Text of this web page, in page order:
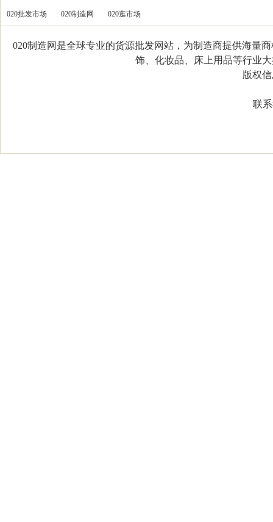
020批发市场 020制造网 020逛市场
020制造网是全球专业的货源批发网站，为制造商提供海量
饰、化妆品、床上用品等行业
版权信
联